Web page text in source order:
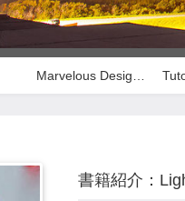
書籍紹介：